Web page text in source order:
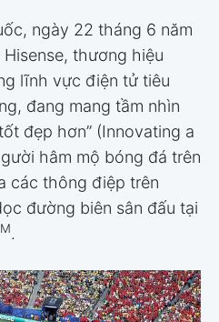
ngày 22 tháng 6 năm
thương hiệu
lĩnh vực điện tử tiêu
đang mang tầm nhìn
đẹp hơn” (Innovating a
hâm mộ bóng đá trên
các thông điệp trên
đường biên sân đấu tại
.